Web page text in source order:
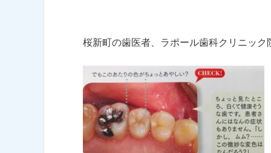
桜新町の歯医者、ラポール歯科クリニック